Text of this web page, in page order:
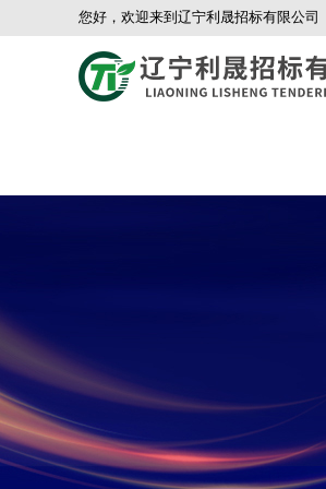
您好，欢迎来到辽宁利晟招标有限公司